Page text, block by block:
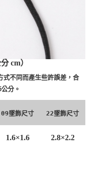
cm）
式不同而產生些許誤差，合
分。
09墜飾尺寸 22墜飾尺寸
1.6×1.6 2.8×2.2